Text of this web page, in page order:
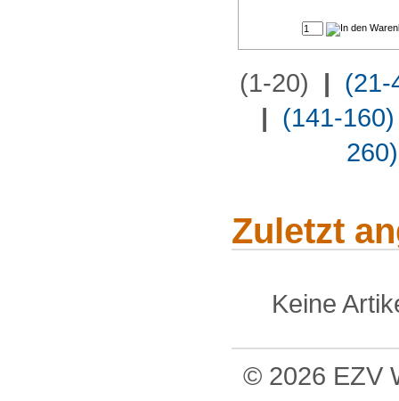
(1-20) | (21-
| (141-160)
260)
Zuletzt
Keine
© 2026 EZV